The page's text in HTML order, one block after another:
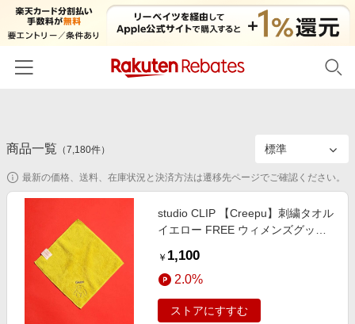
カテゴリー一覧
百貨店・総合ECモール
ファッション・インナー・小物
食品・スイーツ・お酒
日用品・キッチン用品
コスメ・健康・医薬品
キッズ・ベビー用品
イベント一覧
リーベイツ注目ストア
初回購入者限定特典
対象ストア新規限定特典
新着ストアのご紹介
友達紹介
楽天IDでログイン/会員登録
商品一覧 （7,180件）
最新の価格、送料、在庫状況と決済方法は遷移先ページでご確認ください。
studio CLIP 【Creepu】刺繍タオル
イエロー FREE ウィメンズグッズ
アンドエスティ（旧ドットエステ
ィ）
￥ 1,100
2.0%
ストアにすすむ